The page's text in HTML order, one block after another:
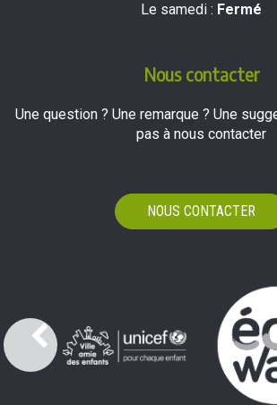
Le samedi : Fermé
Nous contacter
Une question ? Une remarque ? Une
pas à nous contacter
NOUS CONTACTER